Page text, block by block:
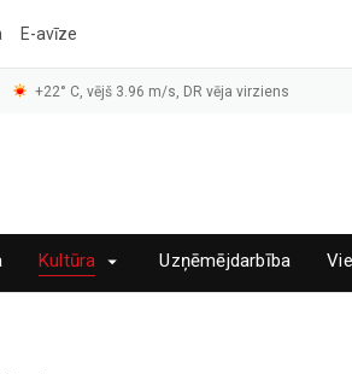
E-avīze
+22° C, vējš 3.96 m/s, DR vēja virziens
Kultūra Uzņēmējdarbība